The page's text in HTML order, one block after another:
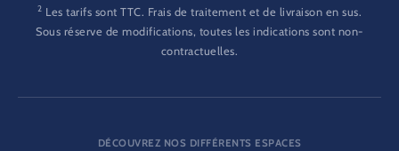
2 Les tarifs sont TTC. Frais de traitement et de livraison en sus.
Sous réserve de modifications, toutes les indications sont non-
contractuelles.
DÉCOUVREZ NOS DIFFÉRENTS ESPACES